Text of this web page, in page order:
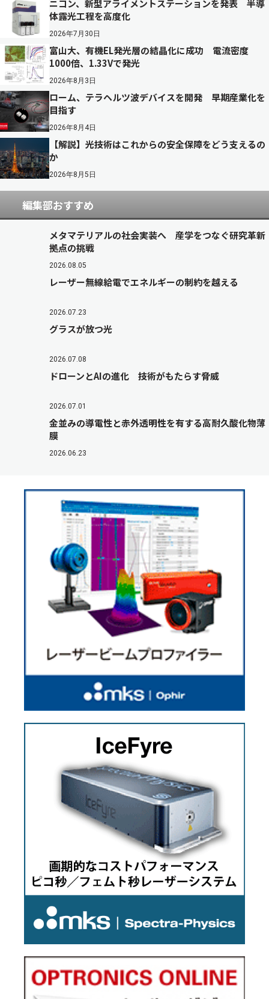
ニコン、新型アライメントステーションを発表 半導
体露光工程を高度化
2026年7月30日
富山大、有機EL発光層の結晶化に成功 電流密度
1000倍、1.33Vで発光
2026年8月3日
ローム、テラヘルツ波デバイスを開発 早期産業化を
目指す
2026年8月4日
【解説】光技術はこれからの安全保障をどう支えるの
か
2026年8月5日
編集部おすすめ
メタマテリアルの社会実装へ 産学をつなぐ研究革新
拠点の挑戦
2026.08.05
レーザー無線給電でエネルギーの制約を越える
2026.07.23
グラスが放つ光
2026.07.08
ドローンとAIの進化 技術がもたらす脅威
2026.07.01
金並みの導電性と赤外透明性を有する高耐久酸化物薄
膜
2026.06.23